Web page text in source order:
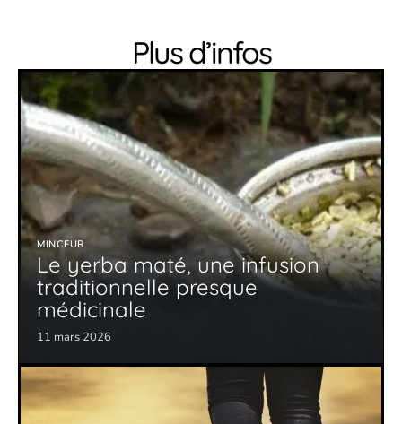
Plus d’infos
MINCEUR
Le yerba maté, une infusion
traditionnelle presque
médicinale
11 mars 2026